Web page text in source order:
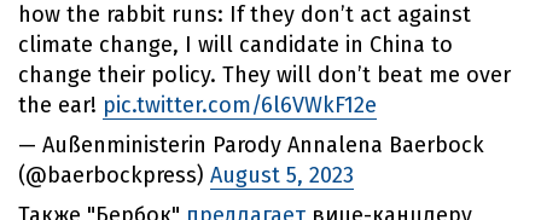
how the rabbit runs: If they don’t act against
climate change, I will candidate in China to
change their policy. They will don’t beat me over
the ear! pic.twitter.com/6l6VWkF12e
— Außenministerin Parody Annalena Baerbock
(@baerbockpress) August 5, 2023